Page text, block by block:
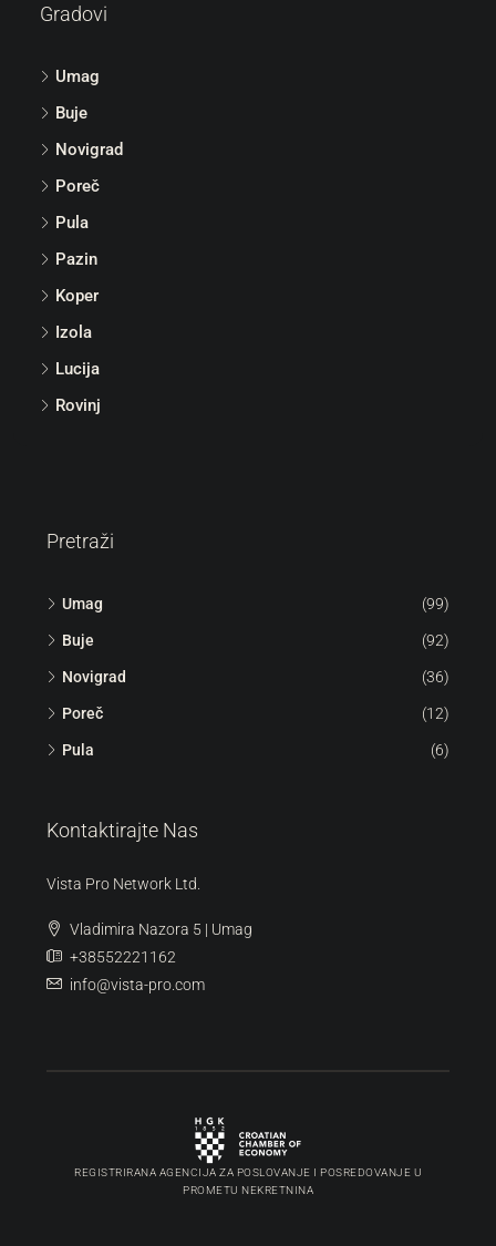
Gradovi
Umag
Buje
Novigrad
Poreč
Pula
Pazin
Koper
Izola
Lucija
Rovinj
Pretraži
Umag (99)
Buje (92)
Novigrad (36)
Poreč (12)
Pula (6)
Kontaktirajte Nas
Vista Pro Network Ltd.
Vladimira Nazora 5 | Umag
+38552221162
info@vista-pro.com
REGISTRIRANA AGENCIJA ZA POSLOVANJE I POSREDOVANJE U
PROMETU NEKRETNINA